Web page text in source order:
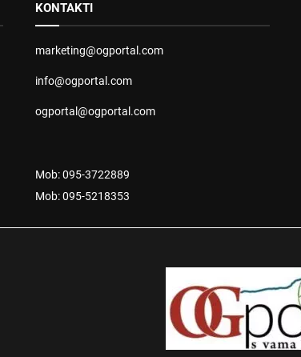
KONTAKTI
marketing@ogportal.com
info@ogportal.com
ogportal@ogportal.com
Mob: 095-3722889
Mob: 095-5218353